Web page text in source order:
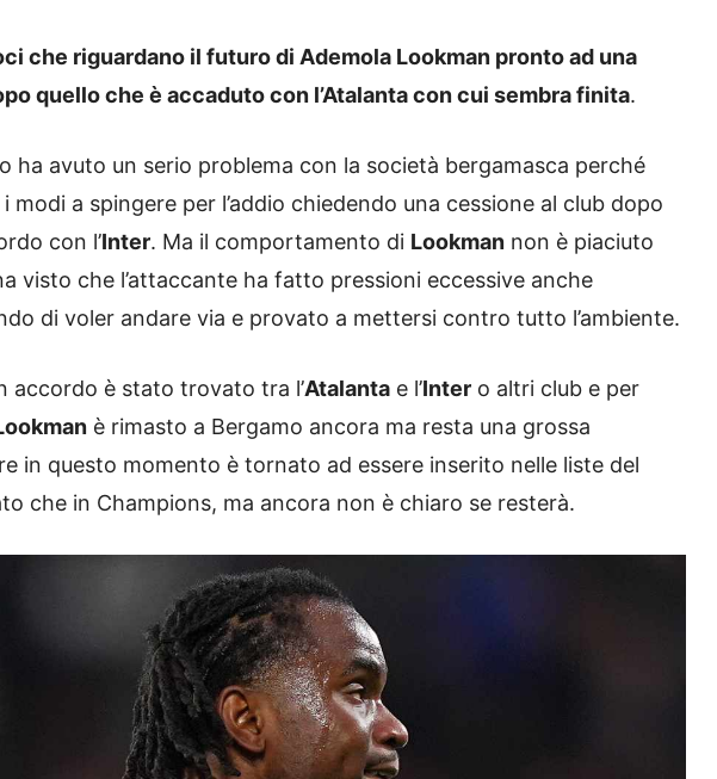
che riguardano il futuro di Ademola Lookman pronto ad una
quello che è accaduto con l’Atalanta con cui sembra finita.
ha avuto un serio problema con la società bergamasca perché
modi a spingere per l’addio chiedendo una cessione al club dopo
con l’Inter. Ma il comportamento di Lookman non è piaciuto
visto che l’attaccante ha fatto pressioni eccessive anche
di voler andare via e provato a mettersi contro tutto l’ambiente.
accordo è stato trovato tra l’Atalanta e l’Inter o altri club e per
è rimasto a Bergamo ancora ma resta una grossa
in questo momento è tornato ad essere inserito nelle liste del
che in Champions, ma ancora non è chiaro se resterà.